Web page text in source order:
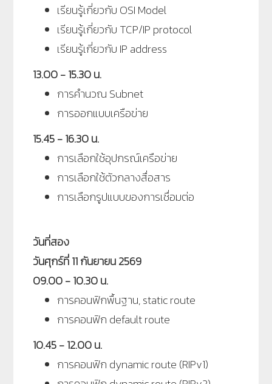
เรียนรู้เกี่ยวกับ OSI Model
เรียนรู้เกี่ยวกับ TCP/IP protocol
เรียนรู้เกี่ยวกับ IP address
13.00 - 15.30 น.
การคำนวณ Subnet
การออกแบบเครือข่าย
15.45 - 16.30 น.
การเลือกใช้อุปกรณ์เครือข่าย
การเลือกใช้ตัวกลางสื่อสาร
การเลือกรูปแบบของการเชื่อมต่อ
วันที่สอง
วันศุกร์ที่ 11 กันยายน 2569
09.00 - 10.30 น.
การคอนฟิกพื้นฐาน, static route
การคอนฟิก default route
10.45 - 12.00 น.
การคอนฟิก dynamic route (RIPv1)